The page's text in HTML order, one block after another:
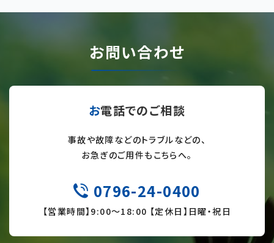
お問い合わせ
お電話でのご相談
事故や故障などのトラブルなどの、
お急ぎのご用件もこちらへ。
TEL
0796-24-0400
【営業時間】9:00～18:00 【定休日】日曜・祝日